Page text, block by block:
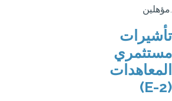
مؤهلين.
تأشيرات
مستثمري
المعاهدات
(E-2)